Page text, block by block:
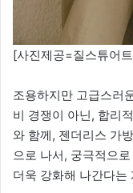
[사진제공=질스튜어
조용하지만 고급스러
비 경쟁이 아닌, 합리
와 함께, 젠더리스 가
으로 나서, 궁극적으
더욱 강화해 나간다는